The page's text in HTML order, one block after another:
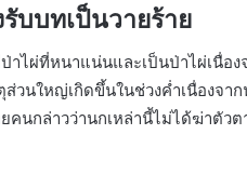
บบทเป็นวายร้าย
าไผ่ที่หนาแน่นและเป็นป่าไผ่เนื่
วนใหญ่เกิดขึ้นในช่วงค่ำเนื่องจา
คนกล่าวว่านกเหล่านี้ไม่ได้ฆ่าตัว